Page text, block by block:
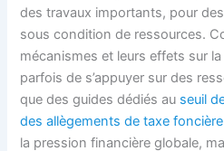
des travaux importants, pour
sous condition de ressources.
mécanismes et leurs effets sur
parfois de s’appuyer sur des
que des guides dédiés au seuil
des allègements de taxe foncière
la pression financière globale,